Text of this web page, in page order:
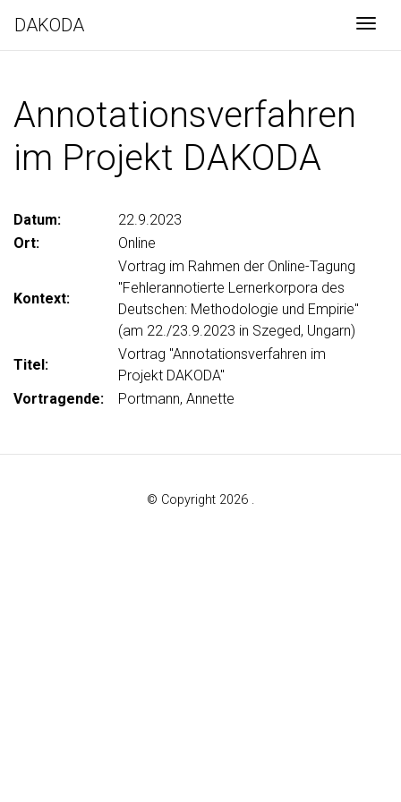
DAKODA
Annotationsverfahren
im Projekt DAKODA
Datum:
22.9.2023
Ort:
Online
Kontext:
Vortrag im Rahmen der Online-Tagung
"Fehlerannotierte Lernerkorpora des
Deutschen: Methodologie und Empirie"
(am 22./23.9.2023 in Szeged, Ungarn)
Titel:
Vortrag "Annotationsverfahren im
Projekt DAKODA"
Vortragende:
Portmann, Annette
© Copyright 2026 .